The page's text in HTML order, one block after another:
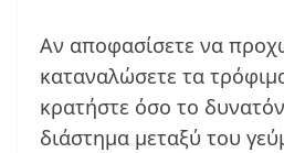
Αν αποφασίσετε να
καταναλώσετε τα
κρατήστε όσο το
διάστημα μεταξύ του